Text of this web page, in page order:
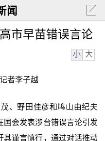
闻
市早苗错误言论
小 大
者李子越
、野田佳彦和鸠山由纪夫
国会发表涉台错误言论引发
其谨言慎行，通过对话推动